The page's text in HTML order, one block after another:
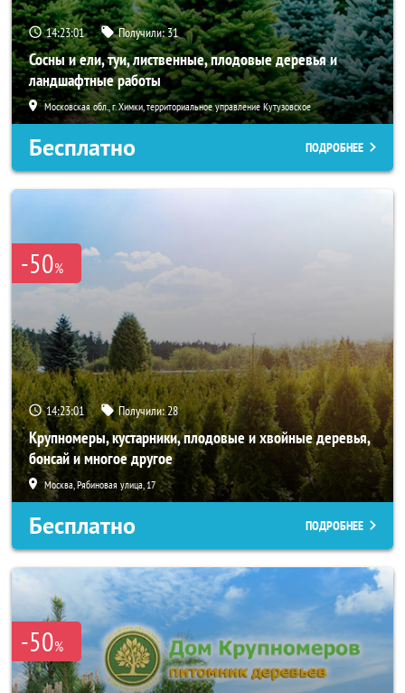
14:23:00 Получили:31
Сосны и ели, туи, лиственные, плодовые деревья и
ландшафтные работы
Московская обл., г. Химки, территориальное управление Кутузовское
Бесплатно ПОДРОБНЕЕ
-50%
14:23:00 Получили:28
Крупномеры, кустарники, плодовые и хвойные деревья,
бонсай и многое другое
Москва, Рябиновая улица, 17
Бесплатно ПОДРОБНЕЕ
-50%